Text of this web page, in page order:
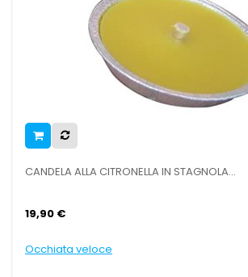
CANDELA ALLA CITRONELLA IN STAGNOLA...
19,90 €
Occhiata veloce